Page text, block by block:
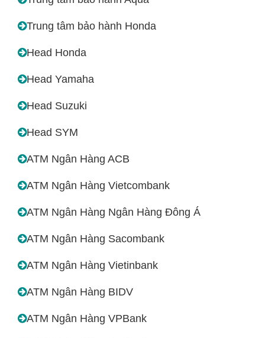
Trung tâm bảo hành Honda
Head Honda
Head Yamaha
Head Suzuki
Head SYM
ATM Ngân Hàng ACB
ATM Ngân Hàng Vietcombank
ATM Ngân Hàng Ngân Hàng Đông Á
ATM Ngân Hàng Sacombank
ATM Ngân Hàng Vietinbank
ATM Ngân Hàng BIDV
ATM Ngân Hàng VPBank